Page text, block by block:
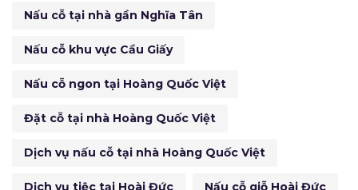
Nấu cỗ tại nhà gần Nghĩa Tân
Nấu cỗ khu vực Cầu Giấy
Nấu cỗ ngon tại Hoàng Quốc Việt
Đặt cỗ tại nhà Hoàng Quốc Việt
Dịch vụ nấu cỗ tại nhà Hoàng Quốc Việt